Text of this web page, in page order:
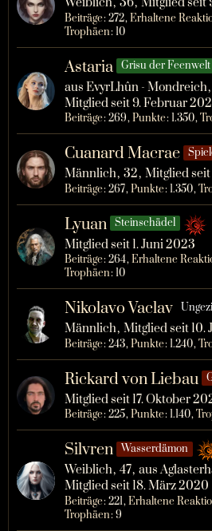
Beiträge 272 Erhaltene
Trophäen 10
Astaria Grisu der Feenwelt
aus EvyrLhûn - Mondreich
Mitglied seit 9. Februar
Beiträge 269 Punkte 1.350
Cuanard Macrae
Männlich 32 Mitglied
Beiträge 267 Punkte 1.350
Lyuan Steinschädel
Mitglied seit 1. Juni 2023
Beiträge 264 Erhaltene
Trophäen 10
Nikolavo Vaclav
Männlich Mitglied seit 10.
Beiträge 243 Punkte 1.240
Rickard von Liebau
Mitglied seit 17. Oktober
Beiträge 225 Punkte 1.140
Silvren Wasserdämon
Weiblich 47 aus
Mitglied seit 18. März 2020
Beiträge 221 Erhaltene
Trophäen 9